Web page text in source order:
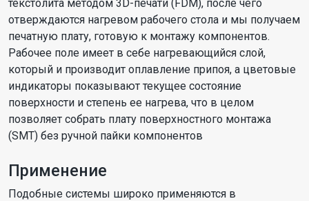
текстолита методом 3D-печати (FDM), после чего
отверждаются нагревом рабочего стола и мы получаем
печатную плату, готовую к монтажу компонентов.
Рабочее поле имеет в себе нагревающийся слой,
который и производит оплавление припоя, а цветовые
индикаторы показывают текущее состояние
поверхности и степень ее нагрева, что в целом
позволяет собрать плату поверхностного монтажа
(SMT) без ручной пайки компонентов
Применение
Подобные системы широко применяются в